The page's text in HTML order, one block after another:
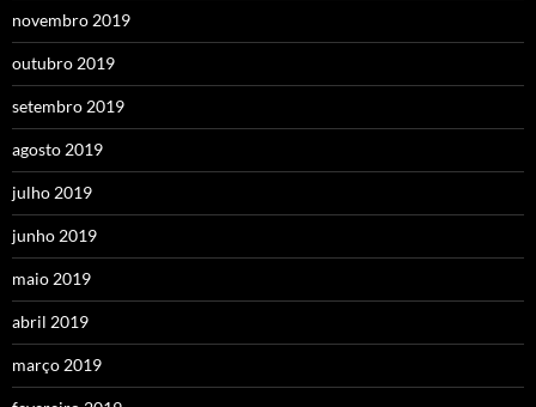
novembro 2019
outubro 2019
setembro 2019
agosto 2019
julho 2019
junho 2019
maio 2019
abril 2019
março 2019